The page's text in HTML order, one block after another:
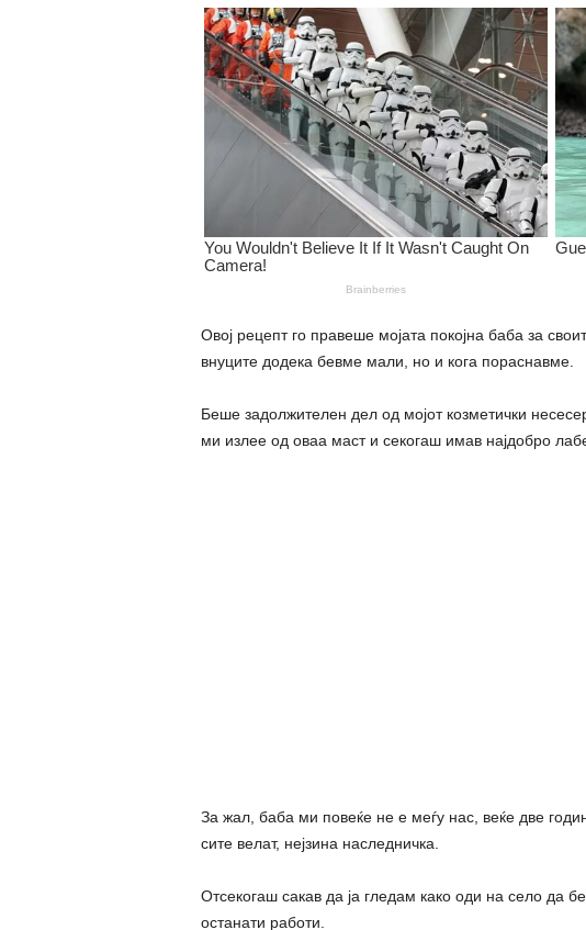
Овој рецепт го правеше мојата покојна баба за
внуците додека бевме мали, но и кога пораснавме.
Беше задолжителен дел од мојот козметички
ми излее од оваа маст и секогаш имав најдобро
За жал, баба ми повеќе не е меѓу нас, веќе две
сите велат, нејзина наследничка.
Отсекогаш сакав да ја гледам како оди на село да
останати работи.